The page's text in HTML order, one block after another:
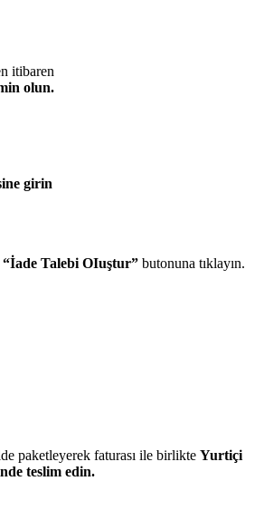
itibaren
olun.
girin
“İade Talebi OIuştur” butonuna tıklayın.
paketleyerek faturası ile birlikte Yurtiçi
teslim edin.